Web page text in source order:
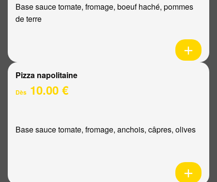
Base sauce tomate, fromage, boeuf haché, pommes
de terre
Pizza napolitaine
Dès 10.00 €
Base sauce tomate, fromage, anchois, câpres, olives